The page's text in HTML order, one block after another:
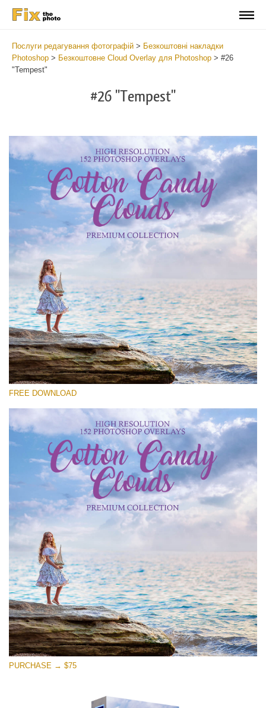
Послуги редагування фотографій > Безкоштовні накладки
Photoshop > Безкоштовне Cloud Overlay для Photoshop > #26
"Tempest"
#26 "Tempest"
Please select
Free Cloud Overlay #26
Small 800*533px
Cotton Candy Clouds
(152 Overlays)
4 Seasons (411 Overlays)
Large 6000*4000px
Entire Collection
(1783 Overlays)
Large 6000*4000px
FREE DOWNLOAD
PURCHASE → $75